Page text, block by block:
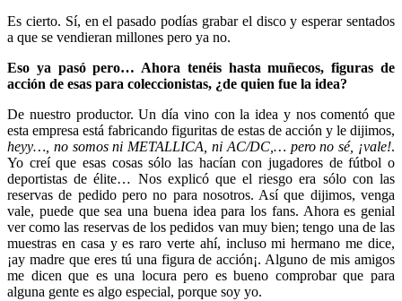
Es cierto. Sí, en el pasado podías grabar el disco y esperar sentados
a que se vendieran millones pero ya no.
Eso ya pasó pero… Ahora tenéis hasta muñecos, figuras de
acción de esas para coleccionistas, ¿de quien fue la idea?
De nuestro productor. Un día vino con la idea y nos comentó que
esta empresa está fabricando figuritas de estas de acción y le dijimos,
heyy…, no somos ni METALLICA, ni AC/DC,… pero no sé, ¡vale!.
Yo creí que esas cosas sólo las hacían con jugadores de fútbol o
deportistas de élite… Nos explicó que el riesgo era sólo con las
reservas de pedido pero no para nosotros. Así que dijimos, venga
vale, puede que sea una buena idea para los fans. Ahora es genial
ver como las reservas de los pedidos van muy bien; tengo una de las
muestras en casa y es raro verte ahí, incluso mi hermano me dice,
¡ay madre que eres tú una figura de acción¡. Alguno de mis amigos
me dicen que es una locura pero es bueno comprobar que para
alguna gente es algo especial, porque soy yo.